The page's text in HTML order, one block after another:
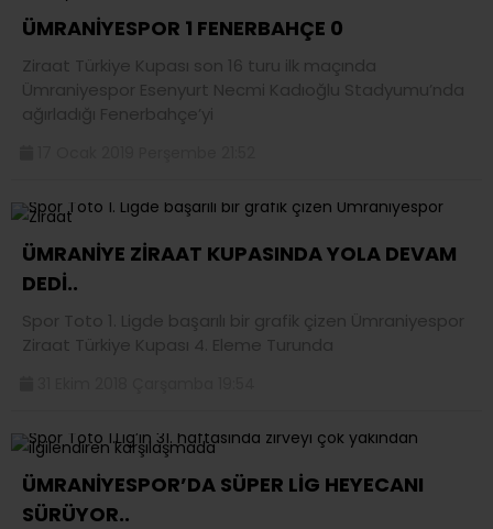
ÜMRANİYESPOR 1 FENERBAHÇE 0
Ziraat Türkiye Kupası son 16 turu ilk maçında
Ümraniyespor Esenyurt Necmi Kadıoğlu Stadyumu’nda
ağırladığı Fenerbahçe’yi
ÜMRANİYE ZİRAAT KUPASINDA YOLA DEVAM
DEDİ..
Spor Toto 1. Ligde başarılı bir grafik çizen Ümraniyespor
Ziraat Türkiye Kupası 4. Eleme Turunda
ÜMRANİYESPOR’DA SÜPER LİG HEYECANI
SÜRÜYOR..